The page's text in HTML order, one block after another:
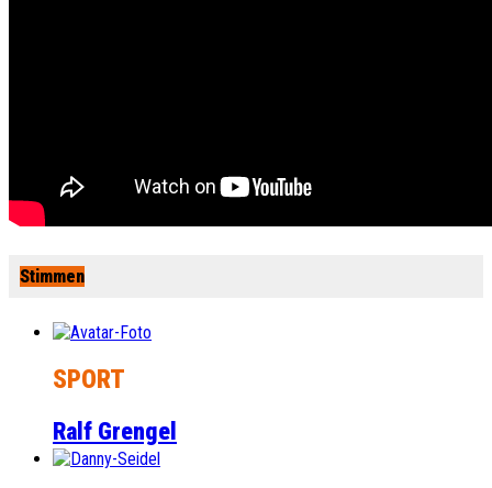
Stimmen
SPORT
Ralf Grengel